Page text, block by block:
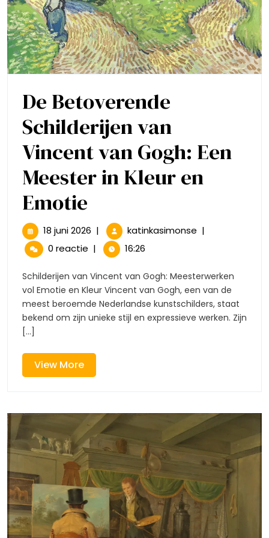
De Betoverende
Schilderijen van
Vincent van Gogh: Een
Meester in Kleur en
Emotie
Betoverende
Schilderijen
van
Vincent
van
Gogh:
Een
in
Kleur
en
Emotie
18 juni 2026 18
juni
2026
| katinkasimonse De
Vincent
van
Gogh:
Een
|
0 reactie | 16:26
Schilderijen van Vincent van Gogh: Meesterwerken
vol Emotie en Kleur Vincent van Gogh, een van de
meest beroemde Nederlandse kunstschilders, staat
bekend om zijn unieke stijl en expressieve werken. Zijn
[...]
View MoreView
More